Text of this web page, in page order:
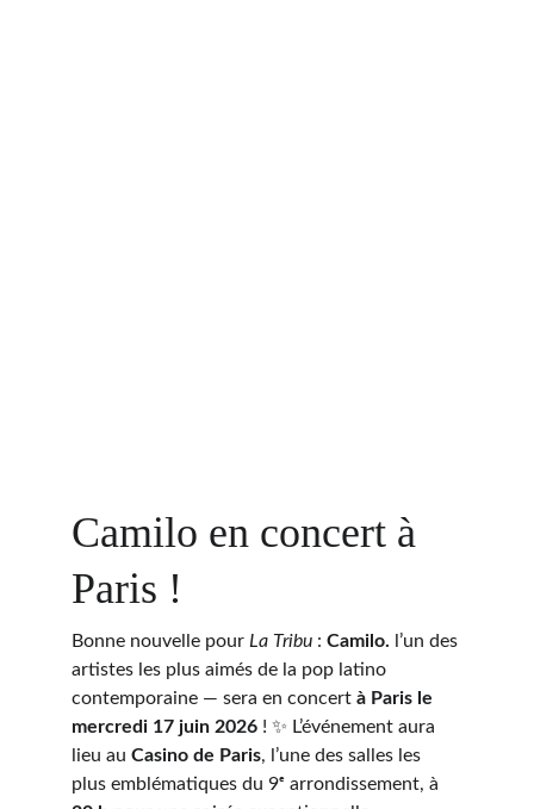
Camilo en concert à
Paris !
Bonne nouvelle pour La Tribu : Camilo.
l’un des
artistes les plus aimés de la pop latino
contemporaine — sera en concert à Paris le
mercredi 17 juin 2026 ! ✨ L’événement aura
lieu au Casino de Paris, l’une des salles les
plus emblématiques du 9ᵉ arrondissement, à